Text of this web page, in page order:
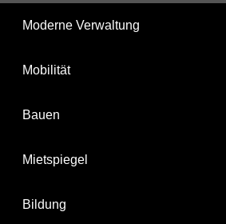
Moderne Verwaltung
Mobilität
Bauen
Mietspiegel
Bildung